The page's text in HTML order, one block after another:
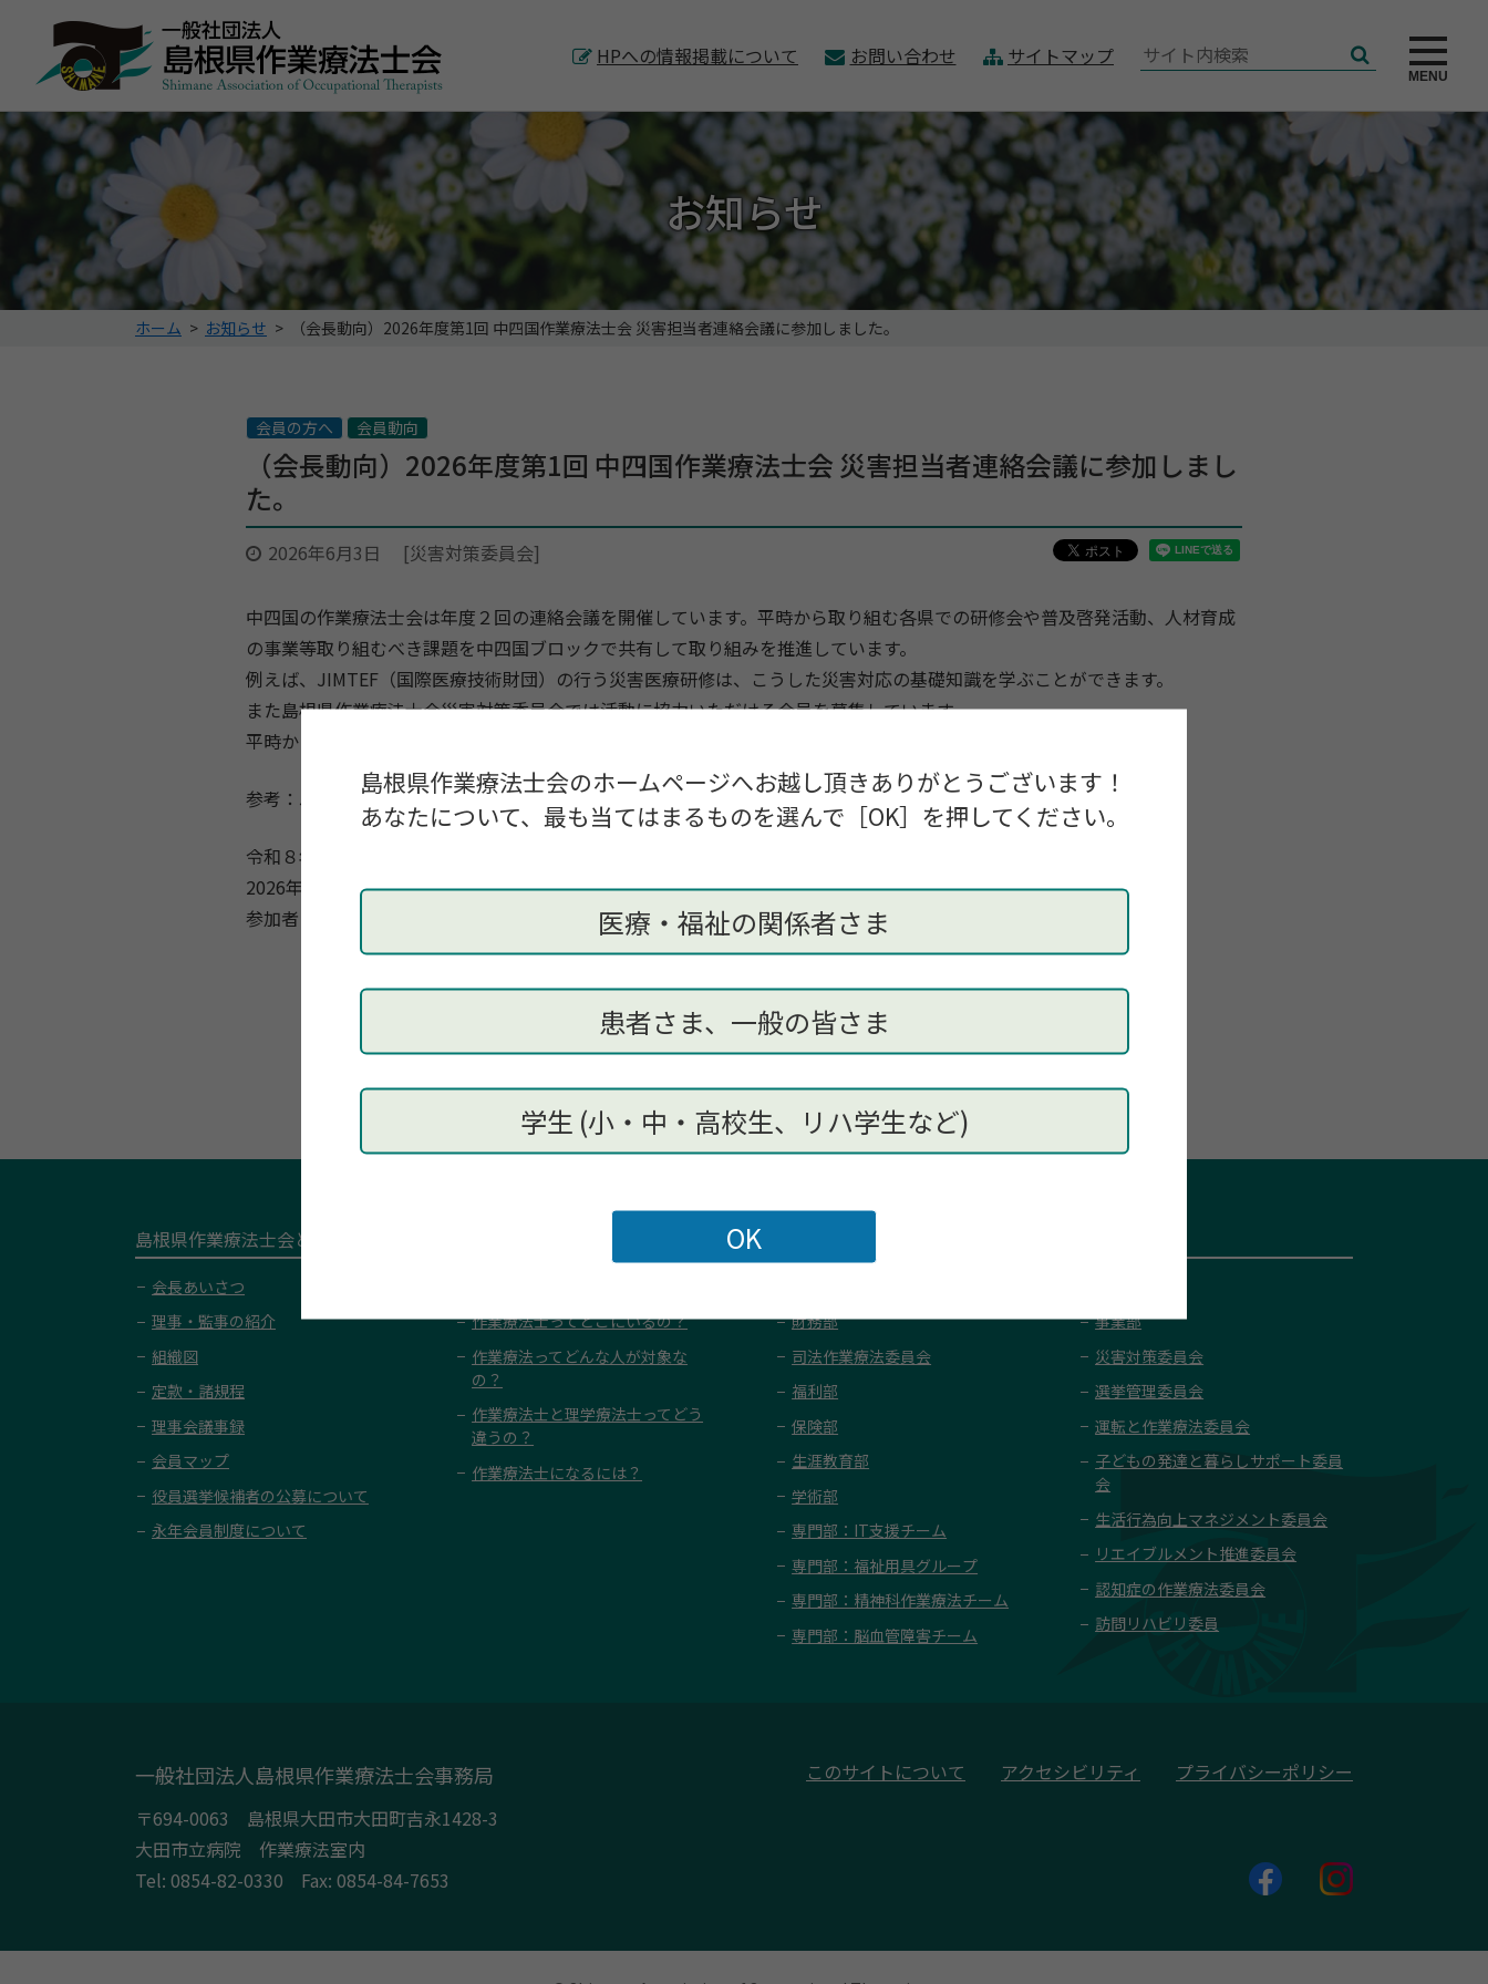
島根県作業療法士会のホームページへお越し頂きありがとうございます！
あなたについて、最も当てはまるものを選んで［OK］を押してください。
医療・福祉の関係者さま
患者さま、一般の皆さま
学生 (小・中・高校生、リハ学生など)
HPへの情報掲載について
お問い合わせ サイトマップ
サ
イ
ト
検
索:
MENU
お知らせ
こ
ホーム > お知らせ > （会長動向）2026年度第1回 中四国作業療法士会 災害担当者連絡会議に参加しました。
会員の方へ 会員動向
（会長動向）2026年度第1回 中四国作業療法士会 災害担当者連絡会議に参加しまし
た。
2026年6月3日 [災害対策委員会]
中四国の作業療法士会は年度２回の連絡会議を開催しています。平時から取り組む各県での研修会や普及啓発活動、人材育成
の事業等取り組むべき課題を中四国ブロックで共有して取り組みを推進しています。
例えば、JIMTEF（国際医療技術財団）の行う災害医療研修は、こうした災害対応の基礎知識を学ぶことができます。
また島根県作業療法士会災害対策委員会では活動に協力いただける会員を募集しています。
平時からの心構えが大切です。災害対策等にかかる士会活動情報にも目を向けてみましょう。
参考：JIMTEF（国際医療技術財団）https://www.jimtef.or.jp/
令和８年6月1日（月）19：00〜20：30 ＠Zoom meeting
2026年度第1回 中四国作業療法士会 災害担当者連絡会議
参加者：小林央（災害対策委員会）
前の記事 一覧に戻る 次の記事
島根県作業療法士会とは
会長あいさつ
理事・監事の紹介
組織図
定款・諸規程
理事会議事録
会員マップ
役員選挙候補者の公募について
永年会員制度について
作業療法士ってどこにいるの？
作業療法ってどんな人が対象な
の？
作業療法士と理学療法士ってどう
違うの？
作業療法士になるには？
財務部
司法作業療法委員会
福利部
保険部
生涯教育部
学術部
専門部：IT支援チーム
専門部：福祉用具グループ
専門部：精神科作業療法チーム
専門部：脳血管障害チーム
事業部
災害対策委員会
選挙管理委員会
運転と作業療法委員会
子どもの発達と暮らしサポート委員
会
生活行為向上マネジメント委員会
リエイブルメント推進委員会
認知症の作業療法委員会
訪問リハビリ委員
一般社団法人島根県作業療法士会事務局
〒694-0063 島根県大田市大田町吉永1428-3
大田市立病院 作業療法室内
Tel: 0854-82-0330 Fax: 0854-84-7653
このサイトについて アクセシビリティ プライバシーポリシー